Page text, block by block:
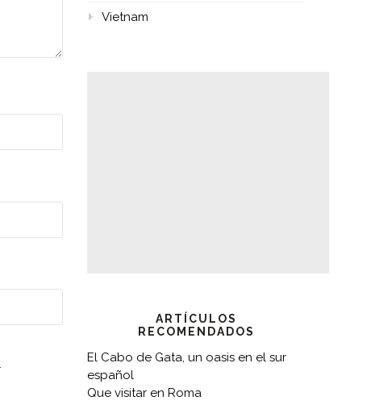
Vietnam
ARTÍCULOS
RECOMENDADOS
El Cabo de Gata, un oasis en el sur
español
Que visitar en Roma